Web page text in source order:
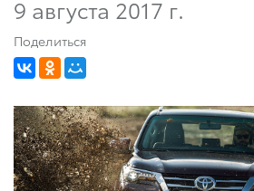
9 августа 2017 г.
Поделиться